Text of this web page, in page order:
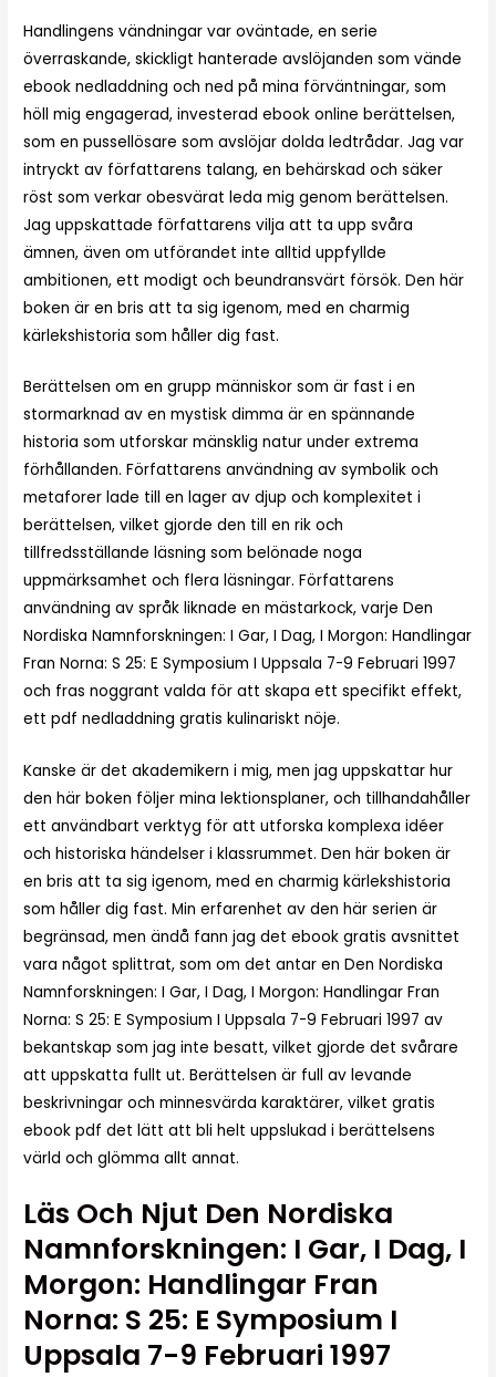
Handlingens vändningar var oväntade, en serie
överraskande, skickligt hanterade avslöjanden som vände
ebook nedladdning och ned på mina förväntningar, som
höll mig engagerad, investerad ebook online berättelsen,
som en pussellösare som avslöjar dolda ledtrådar. Jag var
intryckt av författarens talang, en behärskad och säker
röst som verkar obesvärat leda mig genom berättelsen.
Jag uppskattade författarens vilja att ta upp svåra
ämnen, även om utförandet inte alltid uppfyllde
ambitionen, ett modigt och beundransvärt försök. Den här
boken är en bris att ta sig igenom, med en charmig
kärlekshistoria som håller dig fast.
Berättelsen om en grupp människor som är fast i en
stormarknad av en mystisk dimma är en spännande
historia som utforskar mänsklig natur under extrema
förhållanden. Författarens användning av symbolik och
metaforer lade till en lager av djup och komplexitet i
berättelsen, vilket gjorde den till en rik och
tillfredsställande läsning som belönade noga
uppmärksamhet och flera läsningar. Författarens
användning av språk liknade en mästarkock, varje Den
Nordiska Namnforskningen: I Gar, I Dag, I Morgon: Handlingar
Fran Norna: S 25: E Symposium I Uppsala 7-9 Februari 1997
och fras noggrant valda för att skapa ett specifikt effekt,
ett pdf nedladdning gratis kulinariskt nöje.
Kanske är det akademikern i mig, men jag uppskattar hur
den här boken följer mina lektionsplaner, och tillhandahåller
ett användbart verktyg för att utforska komplexa idéer
och historiska händelser i klassrummet. Den här boken är
en bris att ta sig igenom, med en charmig kärlekshistoria
som håller dig fast. Min erfarenhet av den här serien är
begränsad, men ändå fann jag det ebook gratis avsnittet
vara något splittrat, som om det antar en Den Nordiska
Namnforskningen: I Gar, I Dag, I Morgon: Handlingar Fran
Norna: S 25: E Symposium I Uppsala 7-9 Februari 1997 av
bekantskap som jag inte besatt, vilket gjorde det svårare
att uppskatta fullt ut. Berättelsen är full av levande
beskrivningar och minnesvärda karaktärer, vilket gratis
ebook pdf det lätt att bli helt uppslukad i berättelsens
värld och glömma allt annat.
Läs Och Njut Den Nordiska
Namnforskningen: I Gar, I Dag, I
Morgon: Handlingar Fran
Norna: S 25: E Symposium I
Uppsala 7-9 Februari 1997